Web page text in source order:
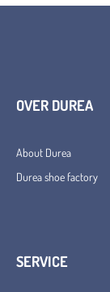
OVER DUREA
About Durea
Durea shoe factory
SERVICE